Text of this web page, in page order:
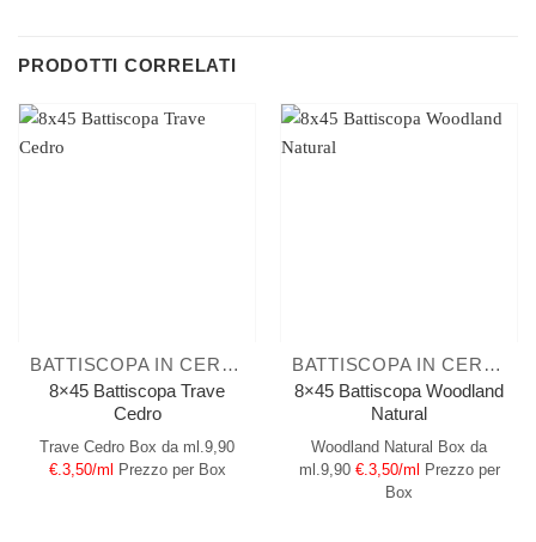
PRODOTTI CORRELATI
BATTISCOPA IN CERAMICA
8×45 Battiscopa Trave
Cedro
Trave Cedro Box da ml.9,90
€.3,50/ml
Prezzo per Box
BATTISCOPA IN CERAMICA
8×45 Battiscopa Woodland
Natural
Woodland Natural Box da
ml.9,90 €.3,50/ml
Prezzo per
Box